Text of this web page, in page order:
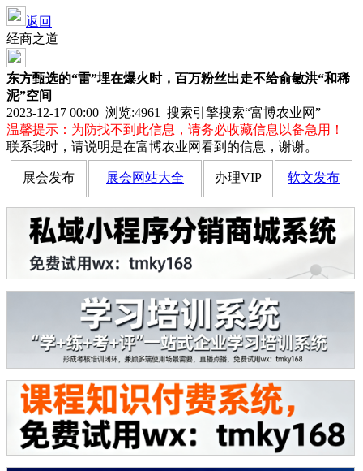
返回
经商之道
东方甄选的“雷”埋在爆火时，百万粉丝出走不给俞敏洪“和稀
泥”空间
2023-12-17 00:00 浏览:4961
搜索引擎搜索“富博农业网”
温馨提示：为防找不到此信息，请务必收藏信息以备急用！
联系我时，请说明是在富博农业网看到的信息，谢谢。
展会发布 展会网站大全 办理VIP 软文发布